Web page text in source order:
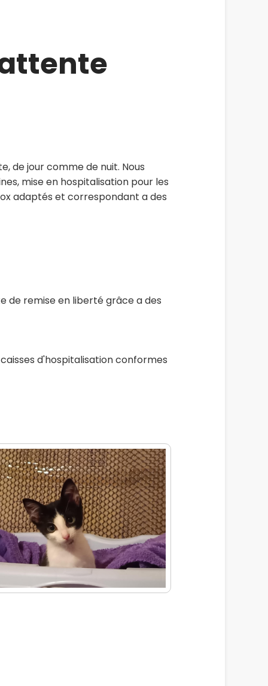
de jour comme de nuit. Nous
mise en hospitalisation pour les
adaptés et correspondant a des
de remise en liberté grâce a des
d'hospitalisation conformes